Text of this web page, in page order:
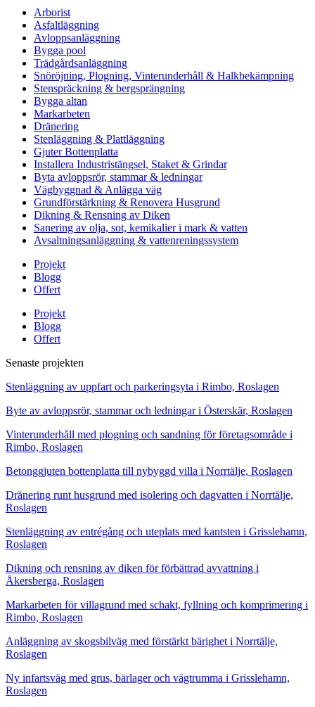
Arborist
Asfaltläggning
Avloppsanläggning
Bygga pool
Trädgårdsanläggning
Snöröjning, Plogning, Vinterunderhåll & Halkbekämpning
Stenspräckning & bergsprängning
Bygga altan
Markarbeten
Dränering
Stenläggning & Plattläggning
Gjuter Bottenplatta
Installera Industristängsel, Staket & Grindar
Byta avloppsrör, stammar & ledningar
Vägbyggnad & Anlägga väg
Grundförstärkning & Renovera Husgrund
Dikning & Rensning av Diken
Sanering av olja, sot, kemikalier i mark & vatten
Avsaltningsanläggning & vattenreningssystem
Projekt
Blogg
Offert
Projekt
Blogg
Offert
Senaste projekten
Stenläggning av uppfart och parkeringsyta i Rimbo, Roslagen
Byte av avloppsrör, stammar och ledningar i Österskär, Roslagen
Vinterunderhåll med plogning och sandning för företagsområde i
Rimbo, Roslagen
Betonggjuten bottenplatta till nybyggd villa i Norrtälje, Roslagen
Dränering runt husgrund med isolering och dagvatten i Norrtälje,
Roslagen
Stenläggning av entrégång och uteplats med kantsten i Grisslehamn,
Roslagen
Dikning och rensning av diken för förbättrad avvattning i
Åkersberga, Roslagen
Markarbeten för villagrund med schakt, fyllning och komprimering i
Rimbo, Roslagen
Anläggning av skogsbilväg med förstärkt bärighet i Norrtälje,
Roslagen
Ny infartsväg med grus, bärlager och vägtrumma i Grisslehamn,
Roslagen